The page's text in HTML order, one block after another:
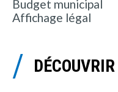
Budget municipal
Affichage légal